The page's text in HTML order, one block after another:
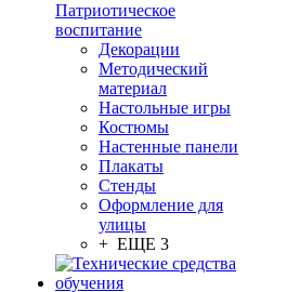
Патриотическое
воспитание
Декорации
Методический
материал
Настольные игры
Костюмы
Настенные панели
Плакаты
Стенды
Оформление для
улицы
+ ЕЩЕ 3